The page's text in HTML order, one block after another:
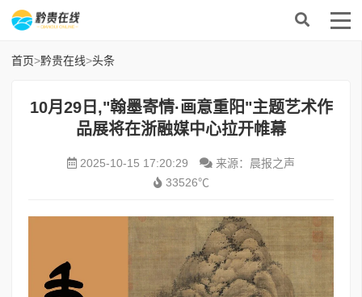
首页>黔贵在线>头条
10月29日,"翰墨寄情·画意重阳"主题艺术作
品展将在浙融媒中心拉开帷幕
2025-10-15 17:20:29
来源：晨报之声
33526℃